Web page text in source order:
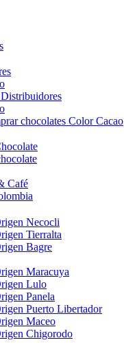
chocolates Color Cacao
Café
Necocli
Tierralta
Bagre
Maracuya
Lulo
Panela
Puerto Libertador
Maceo
Chigorodo